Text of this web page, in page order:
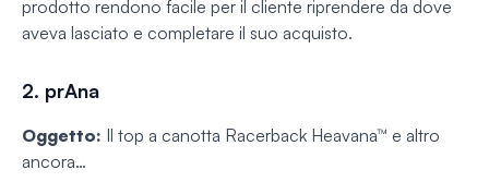
prodotto rendono facile per il cliente riprendere da dove
aveva lasciato e completare il suo acquisto.
2. prAna
Oggetto: Il top a canotta Racerback Heavana™ e altro
ancora…